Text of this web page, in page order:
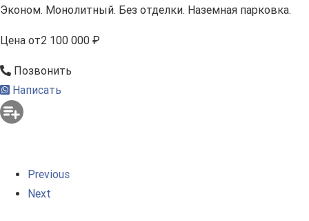
Эконом. Монолитный. Без отделки. Наземная парковка.
Цена от2 100 000 ₽
Позвонить
Написать
Previous
Next